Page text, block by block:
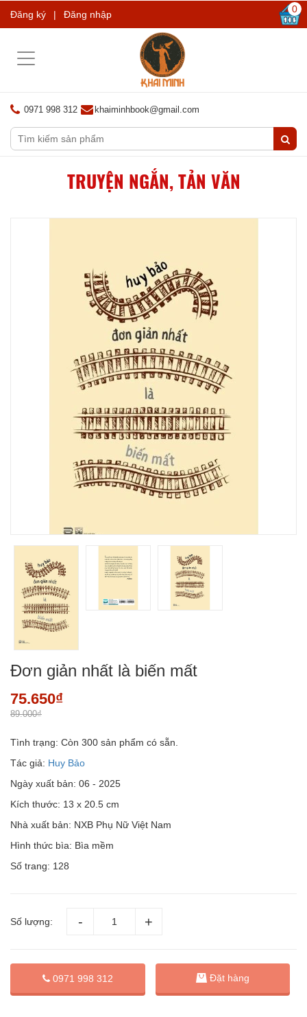
Đăng ký | Đăng nhập 0
Toggle
0971 998 312 khaiminhbook@gmail.com
TRUYỆN NGẮN, TẢN VĂN
Đơn giản nhất là biến mất
75.650₫
89.000₫
Tình trạng: Còn 300 sản phẩm có sẵn.
Tác giả: Huy Bảo
Ngày xuất bản: 06 - 2025
Kích thước: 13 x 20.5 cm
Nhà xuất bản: NXB Phụ Nữ Việt Nam
Hình thức bìa: Bìa mềm
Số trang: 128
Số lượng:
0971 998 312 Đặt hàng